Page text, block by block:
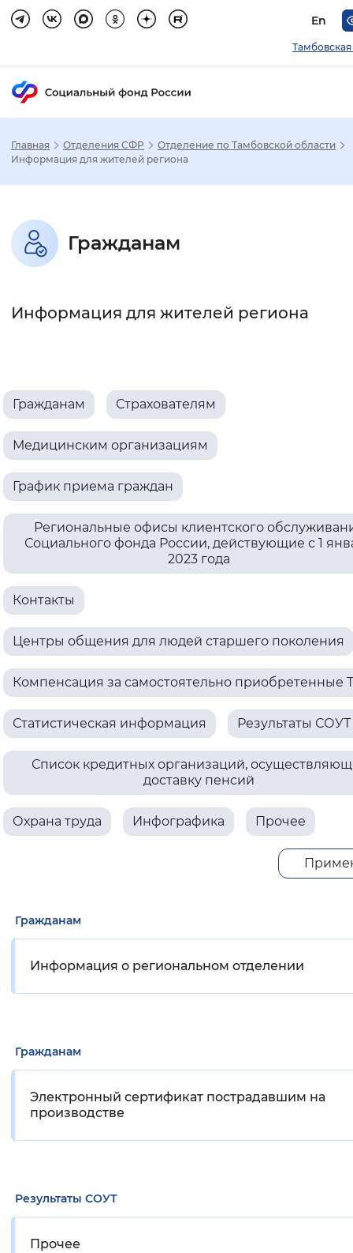
En
Размер шрифта
Шрифт
Нормальный Увеличенный
Цвет сайта
Монохромный
Изображения
Звуковой ассистент
Воспроизвести Остановить
Вернуть стандартные настройки
Главная Отделения СФР
Отделение по Тамбовской области
Информация для жителей региона
Гражданам
Информация для жителей региона
Гражданам Страхователям
Медицинским организациям
График приема граждан
Региональные офисы клиентского
Социального фонда России, действующие с 1
2023 года
Контакты
Центры общения для людей старшего поколения
Компенсация за самостоятельно приобретенные
Статистическая информация Результаты СОУТ
Список кредитных организаций,
доставку пенсий
Охрана труда Инфографика Прочее
Гражданам
Информация о региональном отделении
Гражданам
Электронный сертификат пострадавшим на
производстве
Результаты СОУТ
Прочее